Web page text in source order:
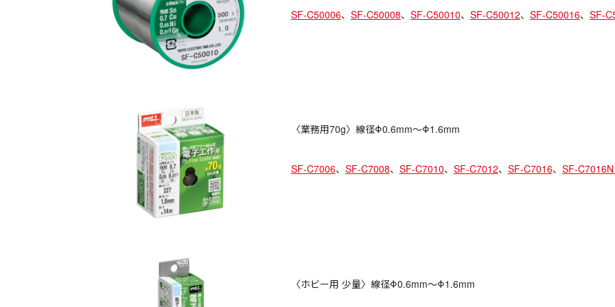
SF-C50006、 SF-C50008、 SF-C50010、 SF-C50012、 SF-C50016、 SF-
〈業務用70g〉線径Φ0.6mm〜Φ1.6mm
SF-C7006、 SF-C7008、 SF-C7010、 SF-C7012、 SF-C7016、 SF-C7016N
〈ホビー用 少量〉線径Φ0.6mm〜Φ1.6mm